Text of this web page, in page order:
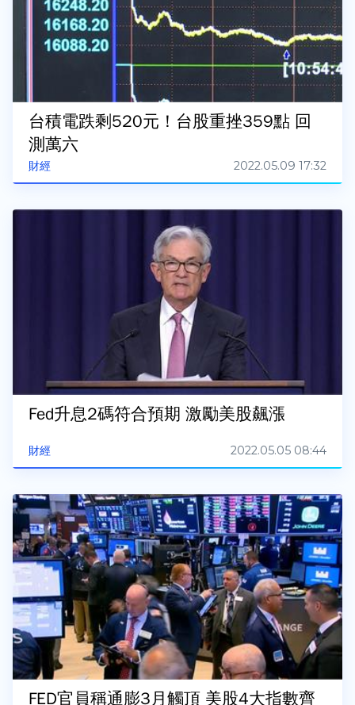
財經
台積電跌剩520元！台股重挫359點 回
測萬六
2022.05.09 17:32
財經
Fed升息2碼符合預期 激勵美股飆漲
2022.05.05 08:44
FED官員稱通膨3月觸頂 美股4大指數齊